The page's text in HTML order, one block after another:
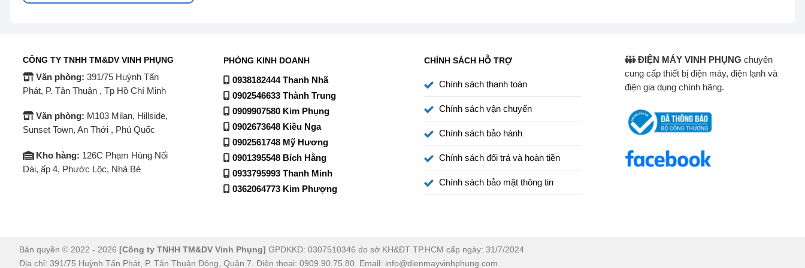
CÔNG TY TNHH TM&DV VINH PHỤNG
Văn phòng: 391/75 Huỳnh Tấn
Phát, P. Tân Thuận , Tp Hồ Chí Minh
Văn phòng: M103 Milan, Hillside,
Sunset Town, An Thới , Phú Quốc
Kho hàng: 126C Phạm Hùng Nối
Dài, ấp 4, Phước Lộc, Nhà Bè
PHÒNG KINH DOANH
0938182444 Thanh Nhã
0902546633 Thành Trung
0909907580 Kim Phụng
0902673648 Kiều Nga
0902561748 Mỹ Hương
0901395548 Bích Hằng
0933795993 Thanh Minh
0362064773 Kim Phượng
CHÍNH SÁCH HỖ TRỢ
Chính sách thanh toán
Chính sách vận chuyển
Chính sách bảo hành
Chính sách đổi trả và hoàn tiền
Chính sách bảo mật thông tin
ĐIỆN MÁY VINH PHỤNG chuyên
cung cấp thiết bị điện máy, điện lạnh và
điện gia dụng chính hãng.
Bản quyền © 2022 - 2026 [Công ty TNHH TM&DV Vinh Phụng] GPDKKD: 0307510346 do sở KH&ĐT TP.HCM cấp ngày: 31/7/2024.
Địa chỉ: 391/75 Huỳnh Tấn Phát, P. Tân Thuận Đông, Quận 7. Điện thoại: 0909.90.75.80. Email: info@dienmayvinhphung.com.